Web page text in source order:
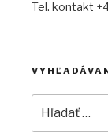
Tel. kontakt